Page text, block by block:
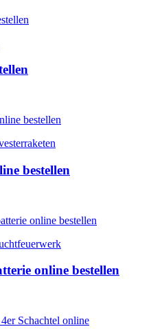
bestellen
online bestellen